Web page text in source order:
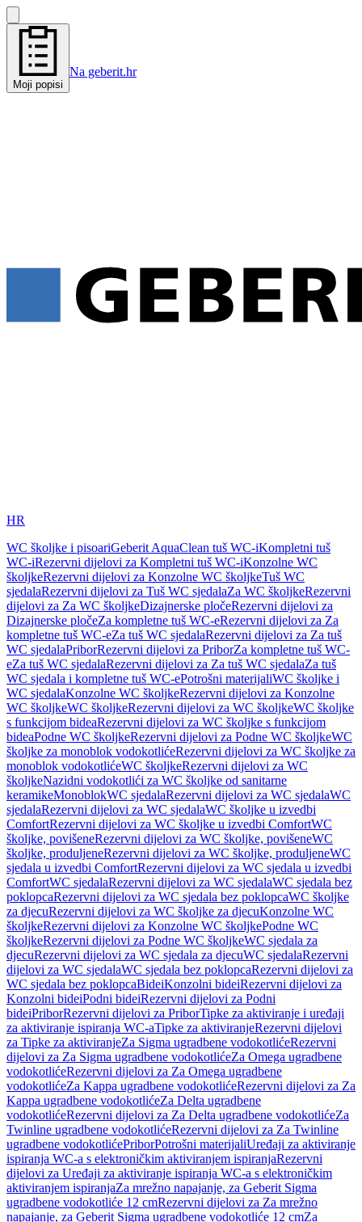
Moji popisi
Na geberit.hr
HR
WC školjke i pisoariGeberit AquaClean tuš WC-iKompletni tuš
WC-iRezervni dijelovi za Kompletni tuš WC-iKonzolne WC
školjkeRezervni dijelovi za Konzolne WC školjkeTuš WC
sjedalaRezervni dijelovi za Tuš WC sjedalaZa WC školjkeRezervni
dijelovi za Za WC školjkeDizajnerske pločeRezervni dijelovi za
Dizajnerske pločeZa kompletne tuš WC-eRezervni dijelovi za Za
kompletne tuš WC-eZa tuš WC sjedalaRezervni dijelovi za Za tuš
WC sjedalaPriborRezervni dijelovi za PriborZa kompletne tuš WC-
eZa tuš WC sjedalaRezervni dijelovi za Za tuš WC sjedalaZa tuš
WC sjedala i kompletne tuš WC-ePotrošni materijaliWC školjke i
WC sjedalaKonzolne WC školjkeRezervni dijelovi za Konzolne
WC školjkeWC školjkeRezervni dijelovi za WC školjkeWC školjke
s funkcijom bideaRezervni dijelovi za WC školjke s funkcijom
bideaPodne WC školjkeRezervni dijelovi za Podne WC školjkeWC
školjke za monoblok vodokotlićeRezervni dijelovi za WC školjke za
monoblok vodokotlićeWC školjkeRezervni dijelovi za WC
školjkeNazidni vodokotlići za WC školjke od sanitarne
keramikeMonoblokWC sjedalaRezervni dijelovi za WC sjedalaWC
sjedalaRezervni dijelovi za WC sjedalaWC školjke u izvedbi
ComfortRezervni dijelovi za WC školjke u izvedbi ComfortWC
školjke, povišeneRezervni dijelovi za WC školjke, povišeneWC
školjke, produljeneRezervni dijelovi za WC školjke, produljeneWC
sjedala u izvedbi ComfortRezervni dijelovi za WC sjedala u izvedbi
ComfortWC sjedalaRezervni dijelovi za WC sjedalaWC sjedala bez
poklopcaRezervni dijelovi za WC sjedala bez poklopcaWC školjke
za djecuRezervni dijelovi za WC školjke za djecuKonzolne WC
školjkeRezervni dijelovi za Konzolne WC školjkePodne WC
školjkeRezervni dijelovi za Podne WC školjkeWC sjedala za
djecuRezervni dijelovi za WC sjedala za djecuWC sjedalaRezervni
dijelovi za WC sjedalaWC sjedala bez poklopcaRezervni dijelovi za
WC sjedala bez poklopcaBideiKonzolni bideiRezervni dijelovi za
Konzolni bideiPodni bideiRezervni dijelovi za Podni
bideiPriborRezervni dijelovi za PriborTipke za aktiviranje i uređaji
za aktiviranje ispiranja WC-aTipke za aktiviranjeRezervni dijelovi
za Tipke za aktiviranjeZa Sigma ugradbene vodokotlićeRezervni
dijelovi za Za Sigma ugradbene vodokotlićeZa Omega ugradbene
vodokotlićeRezervni dijelovi za Za Omega ugradbene
vodokotlićeZa Kappa ugradbene vodokotlićeRezervni dijelovi za Za
Kappa ugradbene vodokotlićeZa Delta ugradbene
vodokotlićeRezervni dijelovi za Za Delta ugradbene vodokotlićeZa
Twinline ugradbene vodokotlićeRezervni dijelovi za Za Twinline
ugradbene vodokotlićePriborPotrošni materijaliUređaji za aktiviranje
ispiranja WC-a s elektroničkim aktiviranjem ispiranjaRezervni
dijelovi za Uređaji za aktiviranje ispiranja WC-a s elektroničkim
aktiviranjem ispiranjaZa mrežno napajanje, za Geberit Sigma
ugradbene vodokotliće 12 cmRezervni dijelovi za Za mrežno
napajanje, za Geberit Sigma ugradbene vodokotliće 12 cmZa